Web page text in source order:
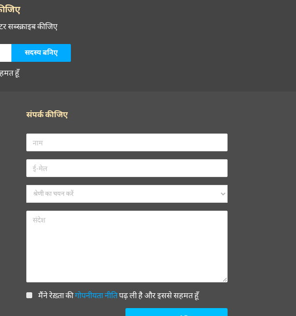
सब्स्क्राइब कीजिए
हूँ
संपर्क कीजिए
मैंने रेख़्ता कीगोपनीयता नीतिपढ़ ली है और इससे सहमत हूँ